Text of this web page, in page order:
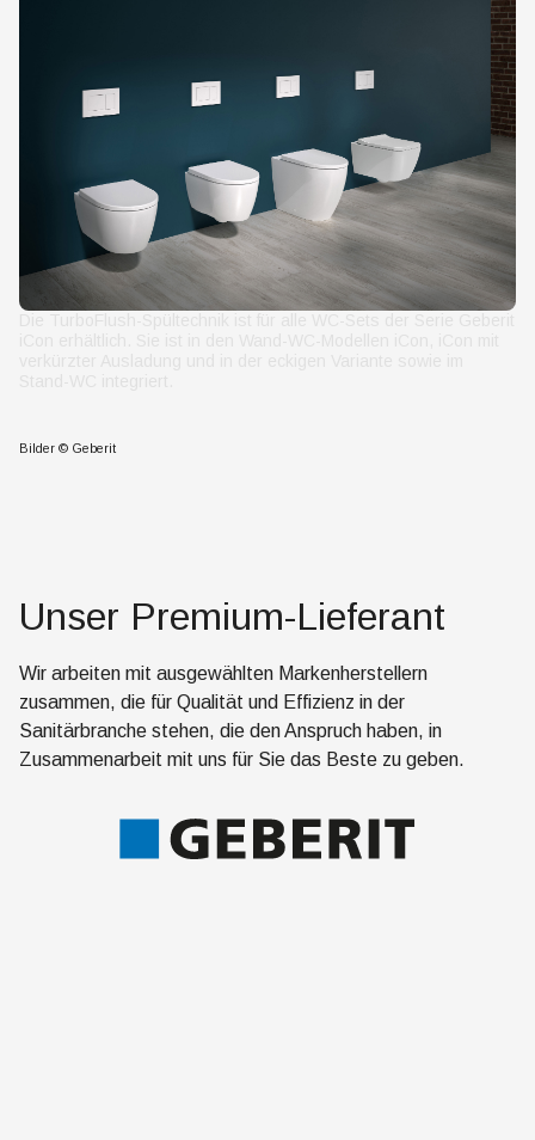
Bilder © Geberit
Unser Premium-Lieferant
Wir arbeiten mit ausgewählten Markenherstellern
zusammen, die für Qualität und Effizienz in der
Sanitärbranche stehen, die den Anspruch haben, in
Zusammenarbeit mit uns für Sie das Beste zu geben.